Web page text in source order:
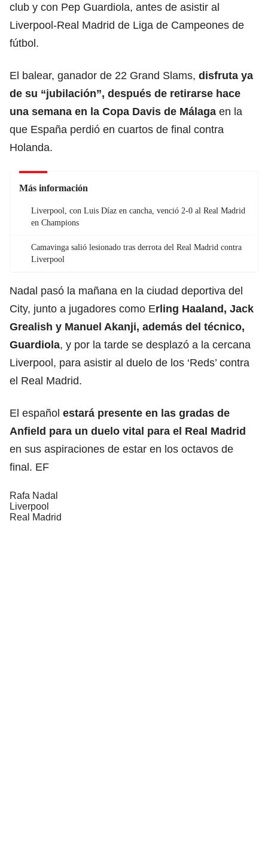
club y con Pep Guardiola, antes de asistir al
Liverpool-Real Madrid de Liga de Campeones de
fútbol.
El balear, ganador de 22 Grand Slams, disfruta ya
de su “jubilación”, después de retirarse hace
una semana en la Copa Davis de Málaga en la
que España perdió en cuartos de final contra
Holanda.
Más información
Liverpool, con Luis Díaz en cancha, venció 2-0 al Real Madrid
en Champions
Camavinga salió lesionado tras derrota del Real Madrid contra
Liverpool
Nadal pasó la mañana en la ciudad deportiva del
City, junto a jugadores como Erling Haaland, Jack
Grealish y Manuel Akanji, además del técnico,
Guardiola, y por la tarde se desplazó a la cercana
Liverpool, para asistir al duelo de los ‘Reds’ contra
el Real Madrid.
El español estará presente en las gradas de
Anfield para un duelo vital para el Real Madrid
en sus aspiraciones de estar en los octavos de
final. EF
Rafa Nadal
Liverpool
Real Madrid